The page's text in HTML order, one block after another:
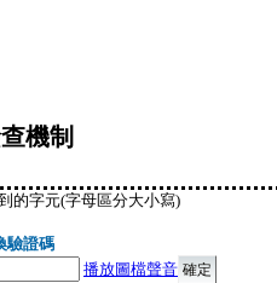
機制
的字元(字母區分大小寫)
驗證碼
播放圖檔聲音